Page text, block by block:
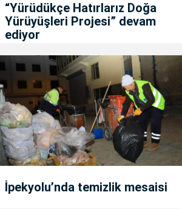
“Yürüdükçe Hatırlarız Doğa
Yürüyüşleri Projesi” devam
ediyor
İpekyolu’nda temizlik mesaisi